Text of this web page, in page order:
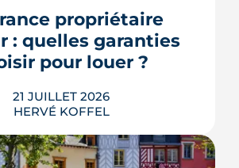
logements de fonction
terme changer de mains,
liste ni le calendrier s...
LIRE L'ARTICLE
propriétaire
: quelles garanties
pour louer ?
21 JUILLET 2026
HERVÉ KOFFEL